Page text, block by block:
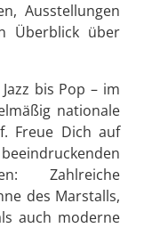
Ausstellungen
Überblick über
bis Pop – im
nationale
Freue Dich auf
Zahlreiche
des Marstalls,
auch moderne